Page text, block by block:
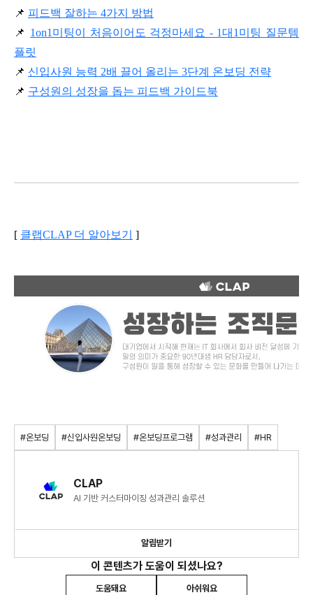
📌 피드백 잘하는 4가지 방법
📌 1on1미팅이 처음이어도 걱정마세요 - 1대1미팅 질문템
플릿
📌 신입사원 능력 2배 끌어 올리는 3단계 온보딩 전략
📌 구성원의 성장을 돕는 피드백 가이드북
[ 클랩CLAP 더 알아보기 ]
#온보딩 #신입사원온보딩 #온보딩프로그램 #성과관리 #HR
CLAP
AI 기반 커스터마이징 성과관리 솔루션
알림받기
이 콘텐츠가 도움이 되셨나요?
도움돼요 아쉬워요